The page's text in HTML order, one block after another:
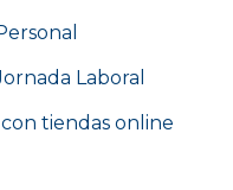
Laboral
tiendas online